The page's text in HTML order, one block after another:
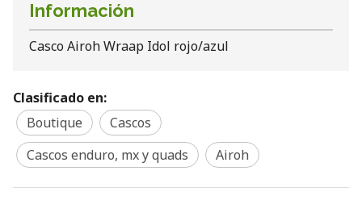
Información
Casco Airoh Wraap Idol rojo/azul
Clasificado en:
Boutique
Cascos
Cascos enduro, mx y quads
Airoh